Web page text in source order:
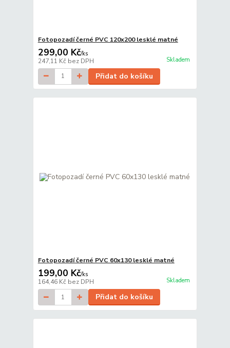
Fotopozadí černé PVC 120x200 lesklé matné
299,00 Kč/ks
247,11 Kč bez DPH Skladem
Přidat do košíku
Fotopozadí černé PVC 60x130 lesklé matné
199,00 Kč/ks
164,46 Kč bez DPH Skladem
Přidat do košíku